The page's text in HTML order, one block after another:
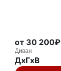
от 30 200₽
Диван
ДxГxВ